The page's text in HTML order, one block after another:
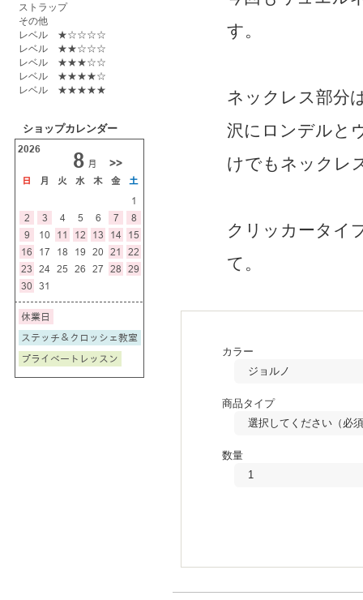
す。
ネックレス部分
沢にロンデルと
けでもネックレ
クリッカータイ
て。
カラー
商品タイプ
数量
ストラップ
その他
レベル ★☆☆☆☆
レベル ★★☆☆☆
レベル ★★★☆☆
レベル ★★★★☆
レベル ★★★★★
ショップカレンダー